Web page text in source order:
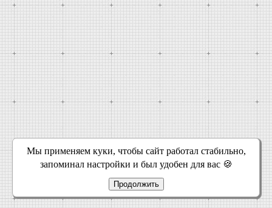
Мы применяем куки, чтобы сайт работал стабильно,
запоминал настройки и был удобен для вас 🍪
Продолжить